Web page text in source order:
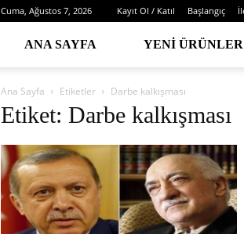
Cuma, Ağustos 7, 2026 Kayıt Ol / Katıl Başlangıç
ANA SAYFA YENI ÜRÜNLER
Ana Sayfa Etiketler Darbe kalkışması
Etiket: Darbe kalkışması